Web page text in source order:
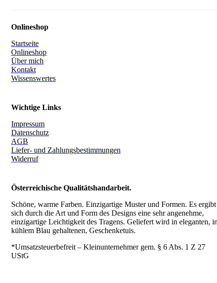
Onlineshop
Startseite
Onlineshop
Über mich
Kontakt
Wissenswertes
Wichtige Links
Impressum
Datenschutz
AGB
Liefer- und Zahlungsbestimmungen
Widerruf
Österreichische Qualitätshandarbeit.
Schöne, warme Farben. Einzigartige Muster und Formen. Es ergibt
sich durch die Art und Form des Designs eine sehr angenehme,
einzigartige Leichtigkeit des Tragens. Geliefert wird in eleganten,
kühlem Blau gehaltenen, Geschenketuis.
*Umsatzsteuerbefreit – Kleinunternehmer gem. § 6 Abs. 1 Z 27
UStG